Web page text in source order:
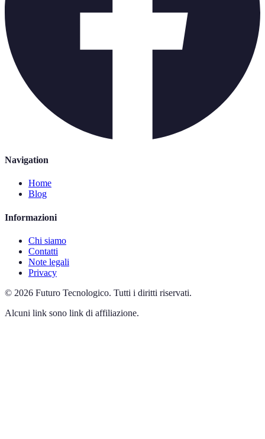
Navigation
Home
Blog
Informazioni
Chi siamo
Contatti
Note legali
Privacy
© 2026 Futuro Tecnologico. Tutti i diritti riservati.
Alcuni link sono link di affiliazione.